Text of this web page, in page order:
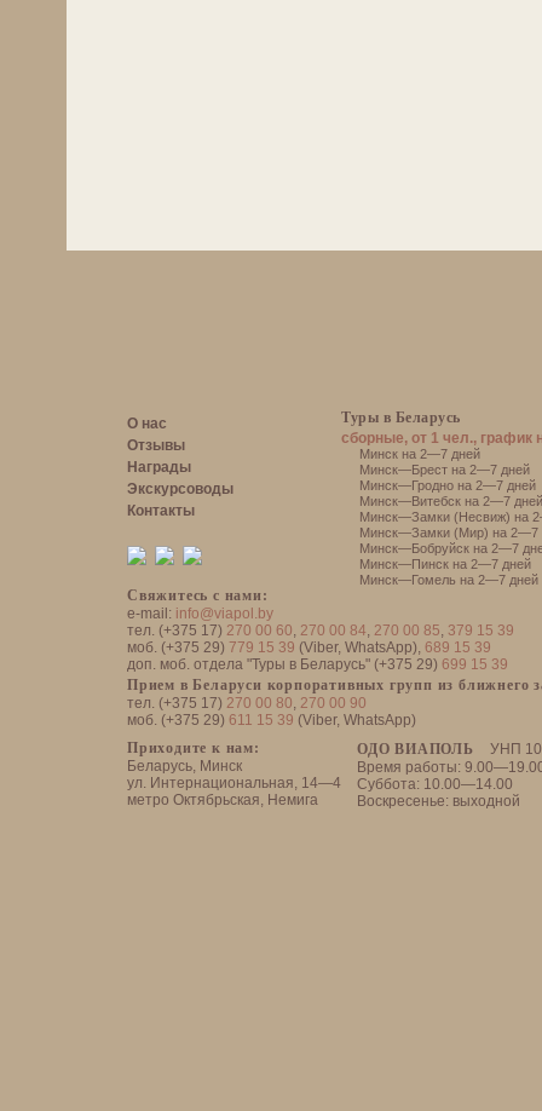
О нас
Отзывы
Награды
Экскурсоводы
Контакты
Свяжитесь с нами:
e-mail: info@viapol.by
тел. (+375 17) 270 00 60, 270 00 84, 270 00 85, 379 15 39
моб. (+375 29) 779 15 39 (Viber, WhatsApp), 689 15 39
доп. моб. отдела "Туры в Беларусь" (+375 29) 699 15 39
Прием в Беларуси корпоративных групп из ближнего
тел. (+375 17) 270 00 80, 270 00 90
моб. (+375 29) 611 15 39 (Viber, WhatsApp)
ОДО ВИАПОЛЬ
УНП
Время работы:
Суббота: 10.00—14.00
Воскресенье: выходной
Приходите к нам:
Беларусь, Минск
ул. Интернациональная, 14—4
метро Октябрьская, Немига
Туры в Беларусь
сборные, от 1 чел., график
Минск на 2—7 дней
Минск—Брест на 2—7 дней
Минск—Гродно на 2—7 дней
Минск—Витебск на 2—7 дней
Минск—Замки (Несвиж) на
Минск—Замки (Мир) на 2—7
Минск—Бобруйск на 2—7
Минск—Пинск на 2—7 дней
Минск—Гомель на 2—7 дней